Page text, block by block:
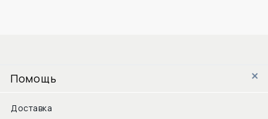
Помощь
Доставка